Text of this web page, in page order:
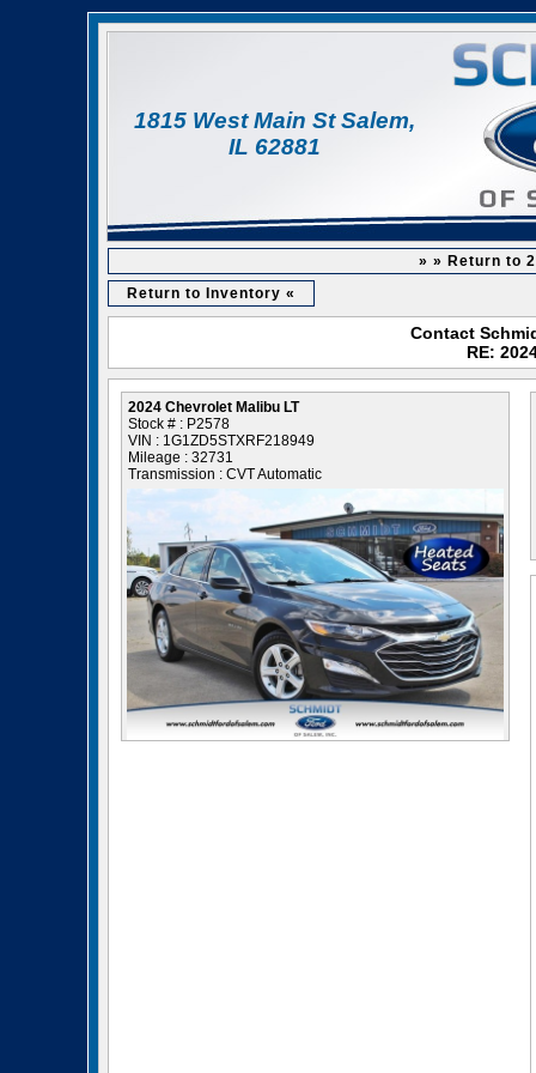
1815 West Main St Salem,
IL 62881
» » Return to
Return to Inventory «
Contact
RE:
2024 Chevrolet Malibu LT
Stock # : P2578
VIN : 1G1ZD5STXRF218949
Mileage : 32731
Transmission : CVT Automatic